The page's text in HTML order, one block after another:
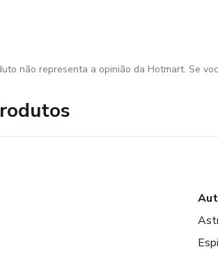
não representa a opinião da Hotmart. Se